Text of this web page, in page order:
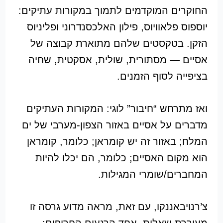
החוקרים המוקדמים לתמוך במקורות עתיקים:
יוספוס פלאוויוס, פילון האלכסנדרוני ופליניוס
הזקן. בטקסטים שלהם מתוארת קבוצה של
אסיים — מסתורית, שולית, אסקטית, שחיה
בציפייה לסוף הזמנים.
ואז מתרחש “חיבור” לוגי: המקורות העתיקים
מדברים על אסיים באזור הצפון-מערבי של ים
המלח; באזור זה יש קומראן; כלומר, קומראן
הוא מקום האסיים; כלומר, הם יכלו להיות
המחברים/שומרי המגילות.
צ’רנויבאננקו, עם זאת, מראה מדוע גרסה זו